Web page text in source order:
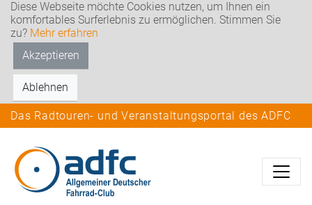
Diese Webseite möchte Cookies nutzen, um Ihnen ein
komfortables Surferlebnis zu ermöglichen. Stimmen Sie
zu? Mehr erfahren
Akzeptieren
Ablehnen
Das Radtouren- und Veranstaltungsportal des ADFC